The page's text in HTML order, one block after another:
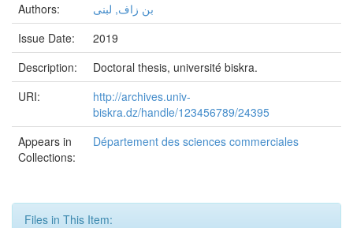
Authors:
بن زاف, لبنى
Issue Date:
2019
Description:
Doctoral thesis, université biskra.
URI:
http://archives.univ-
biskra.dz/handle/123456789/24395
Appears in
Collections:
Département des sciences commerciales
Files in This Item: